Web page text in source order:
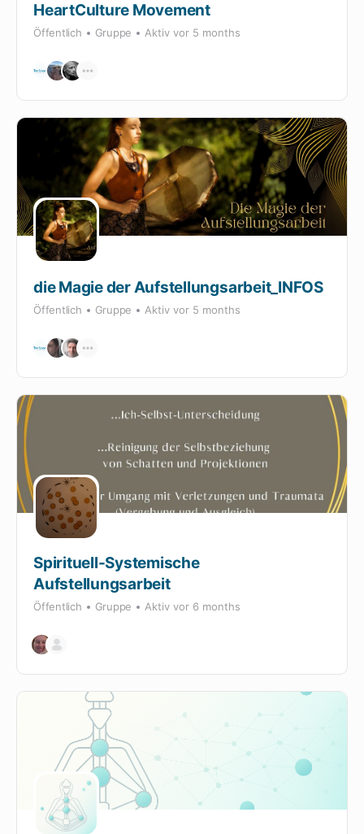
HeartCulture Movement
Öffentlich Gruppe Aktivvor 5 months
die Magie der Aufstellungsarbeit_INFOS
Öffentlich Gruppe Aktivvor 5 months
Spirituell-Systemische
Aufstellungsarbeit
Öffentlich Gruppe Aktivvor 6 months